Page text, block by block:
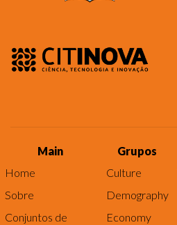
Main
Home
Sobre
Conjuntos de
Grupos
Culture
Demography
Economy